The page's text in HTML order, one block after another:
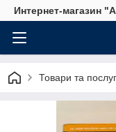
Интернет-магазин
Товари та